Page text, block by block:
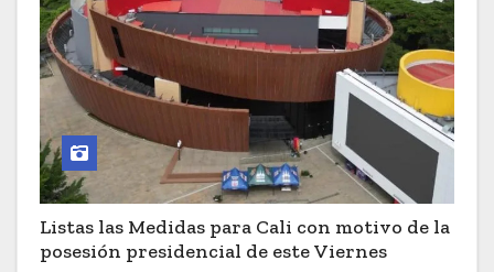
Listas las Medidas para Cali con motivo de la
posesión presidencial de este Viernes